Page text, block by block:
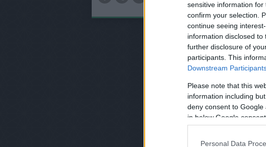
sensitive information
confirm your selection.
continue seeing
information disclosed
further disclosure of
participants. This
Downstream
Please note that this
information including
deny consent to
in below Google consent
Personal Data